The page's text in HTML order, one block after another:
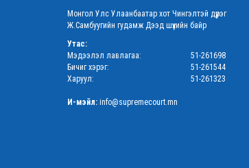
Монгол Улс Улаанбаатар хот Чингэлтэй дүүрэг
Ж.Самбуугийн гудамж Дээд шүүхийн байр
Утас:
Мэдээлэл лавлагаа:
51-261698
Бичиг хэрэг:
51-261544
Харуул:
51-261323
И-мэйл: info@supremecourt.mn